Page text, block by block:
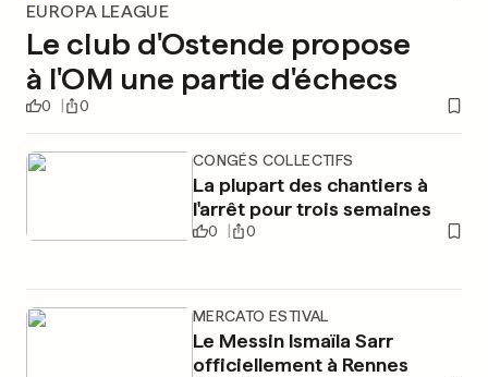
EUROPA LEAGUE
Le club d'Ostende propose
à l'OM une partie d'échecs
0 0
CONGÉS COLLECTIFS
La plupart des chantiers à
l'arrêt pour trois semaines
0 0
MERCATO ESTIVAL
Le Messin Ismaïla Sarr
officiellement à Rennes